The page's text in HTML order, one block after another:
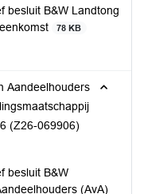
besluit B&W Landtong
78 KB
Aandeelhouders
(Z26-069906)
besluit B&W
(AvA)